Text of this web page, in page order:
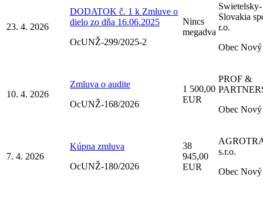
23. 4. 2026
DODATOK č. 1 k Zmluve o
dielo zo dňa 16.06.2025
OcUNŽ-299/2025-2
Nincs
megadva
Swietelsky-
Slovakia
r.o.
Obec
10. 4. 2026
Zmluva o audite
OcUNŽ-168/2026
1 500,00
EUR
PROF &
Obec
7. 4. 2026
Kúpna zmluva
OcUNŽ-180/2026
38
945,00
EUR
s.r.o.
Obec